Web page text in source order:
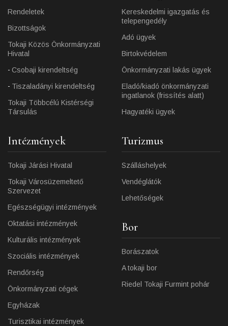
Rendeletek
Bizottságok
Tokaji Közös Önkormányzati
Hivatal
Csobaji kirendeltség
Tiszaladányi kirendeltség
Tokaji Többcélú Kistérségi
Társulás
Kereskedelmi igazgatás és
telepengedély
Adó ügyek
Birtokvédelem
Önkormányzati lakás ügyek
Eladó/kiadó önkormányzati
ingatlanok (frissítés alatt)
Hagyatéki ügyek
Intézmények
Tokaji Járási Hivatal
Tokaji Városüzemeltető
Szervezet
Egészségügyi intézmények
Oktatási intézmények
Kulturális intézmények
Szociális intézmények
Rendőrség
Önkormányzati cégek
Egyházak
Turisztikai intézmények
Turizmus
Szálláshelyek
Vendéglátók
Lehetőségek
Bor
Borászatok
A tokaji bor
Riedel Tokaji Furmint pohár